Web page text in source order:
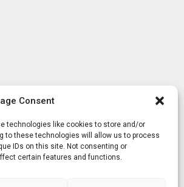
Consent
technologies like cookies to store and/or
to these technologies will allow us to process
IDs on this site. Not consenting or
certain features and functions.